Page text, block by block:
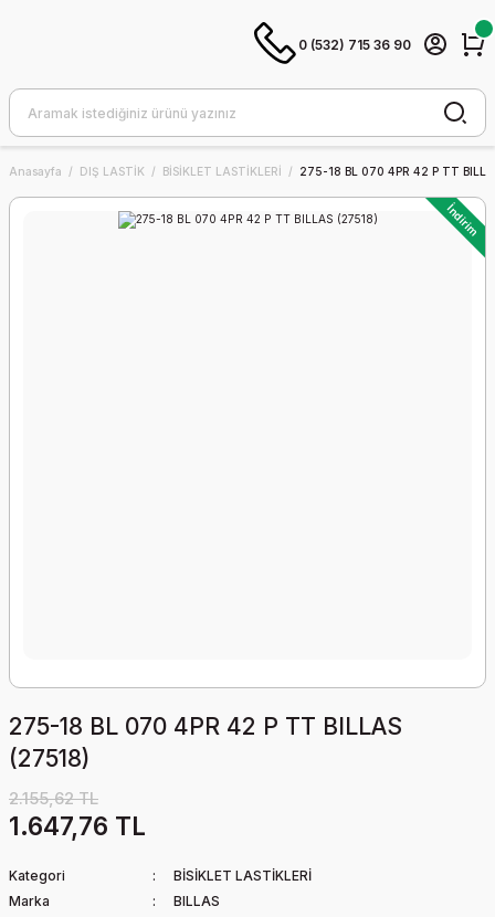
0 (532) 715 36 90
Anasayfa DIŞ LASTİK BİSİKLET LASTİKLERİ 275-18 BL 070 4PR 42 P TT
İndirim
275-18 BL 070 4PR 42 P TT BILLAS
(27518)
2.155,62 TL
1.647,76 TL
Kategori
BİSİKLET LASTİKLERİ
Marka
BILLAS